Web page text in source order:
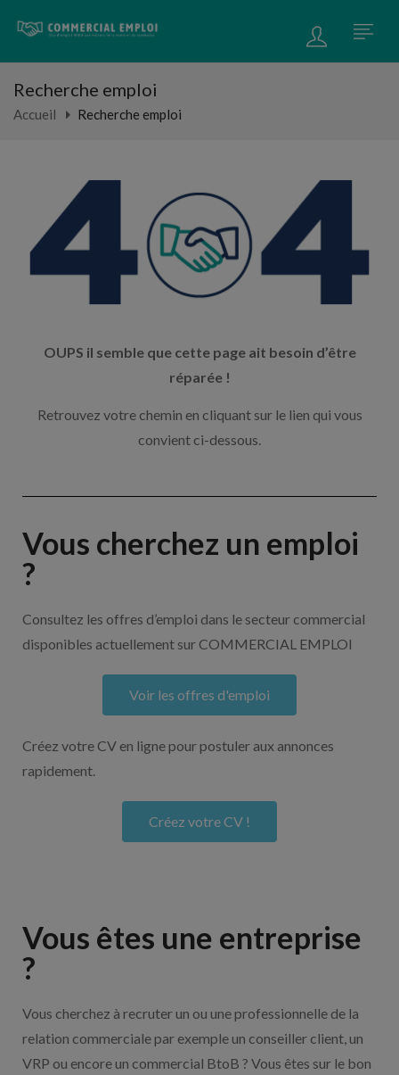
Recherche emploi
Accueil Recherche emploi
OUPS il semble que cette page ait besoin d’être
réparée !
Retrouvez votre chemin en cliquant sur le lien qui vous
convient ci-dessous.
Vous cherchez un emploi
?
Consultez les offres d’emploi dans le secteur commercial
disponibles actuellement sur COMMERCIAL EMPLOI
Voir les offres d'emploi
Créez votre CV en ligne pour postuler aux annonces
rapidement.
Créez votre CV !
Vous êtes une entreprise
?
Vous cherchez à recruter un ou une professionnelle de la
relation commerciale par exemple un conseiller client, un
VRP ou encore un commercial BtoB ? Vous êtes sur le bon